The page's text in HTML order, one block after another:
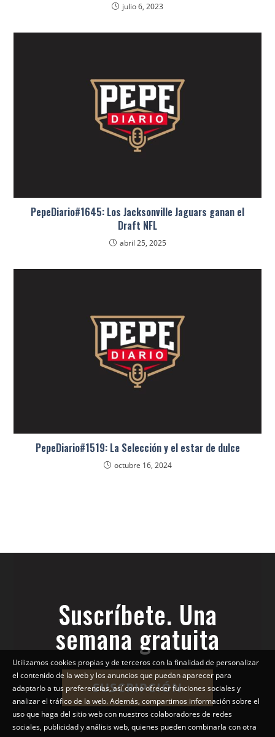
julio 6, 2023
PepeDiario#1645: Los Jacksonville Jaguars ganan el
Draft NFL
abril 25, 2025
PepeDiario#1519: La Selección y el estar de dulce
octubre 16, 2024
Suscríbete. Una
semana gratuita
SUSCRIPCIÓN
Utilizamos cookies propias y de terceros con la finalidad de personalizar
el contenido de la web y los anuncios que puedan aparecer para
adaptarlo a tus preferencias, así como ofrecer funciones sociales y
analizar el tráfico de la web. Además, compartimos información sobre el
uso que haga del sitio web con nuestros colaboradores de redes
sociales, publicidad y análisis web, quienes pueden combinarla con otra